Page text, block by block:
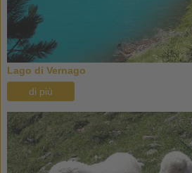
Lago di Vernago
di più